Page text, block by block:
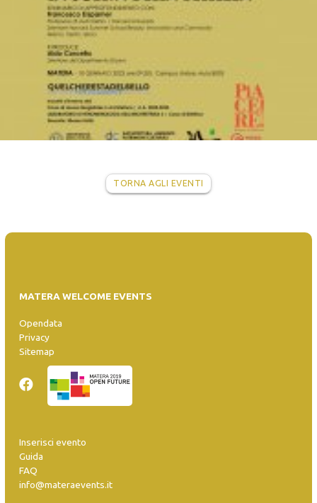
TORNA AGLI EVENTI
MATERA WELCOME EVENTS
Opendata
Privacy
Sitemap
Inserisci evento
Guida
FAQ
info@materaevents.it